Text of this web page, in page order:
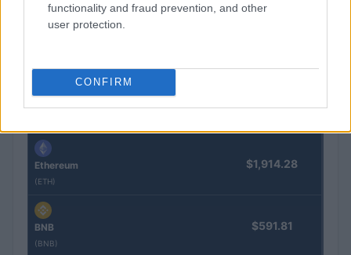
functionality and fraud prevention, and other
user protection.
CONFIRM
COTIZACIONES CRYPTO
Ethereum
(ETH)
$1,914.28
BNB
(BNB)
$591.81